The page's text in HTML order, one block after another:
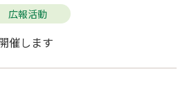
広報活動
催します